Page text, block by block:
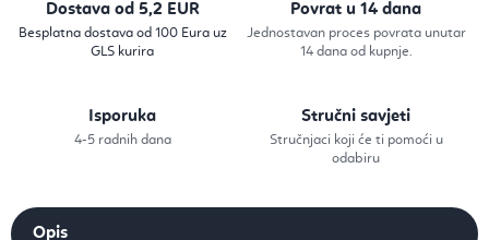
Dostava od 5,2 EUR
Besplatna dostava od 100 Eura uz
GLS kurira
Povrat u 14 dana
Jednostavan proces povrata unutar
14 dana od kupnje.
Isporuka
4-5 radnih dana
Stručni savjeti
Stručnjaci koji će ti pomoći u
odabiru